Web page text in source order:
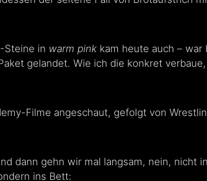
Steine in warm pink kam heute auch – war
gelandet. Wie ich die konkret
Filme angeschaut, gefolgt von
dann gehn wir mal langsam, nein, nicht
ins Bett: